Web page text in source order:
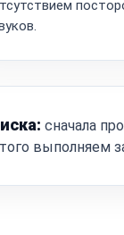
сначала
выполняем